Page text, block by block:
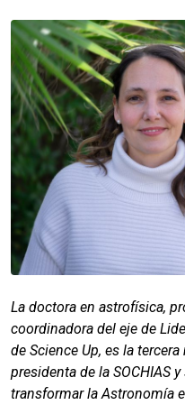
La doctora en astrofísica,
coordinadora del eje de
de Science Up, es la
presidenta de la SOCHIAS
transformar la Astronomía